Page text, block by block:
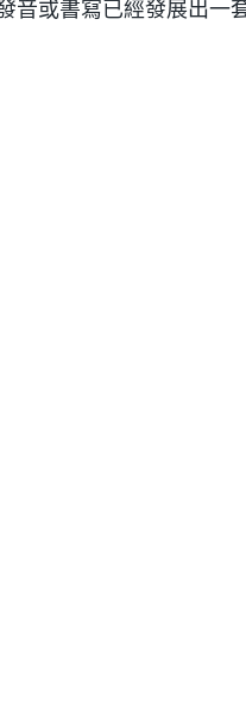
或書寫已經發展出一